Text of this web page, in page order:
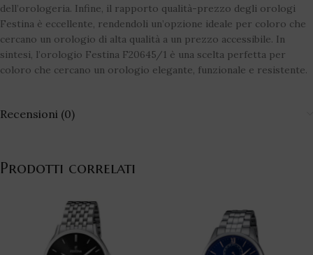
dell’orologeria. Infine, il rapporto qualità-prezzo degli orologi
Festina è eccellente, rendendoli un’opzione ideale per coloro che
cercano un orologio di alta qualità a un prezzo accessibile. In
sintesi, l’orologio Festina F20645/1 è una scelta perfetta per
coloro che cercano un orologio elegante, funzionale e resistente.
Recensioni (0)
Prodotti correlati